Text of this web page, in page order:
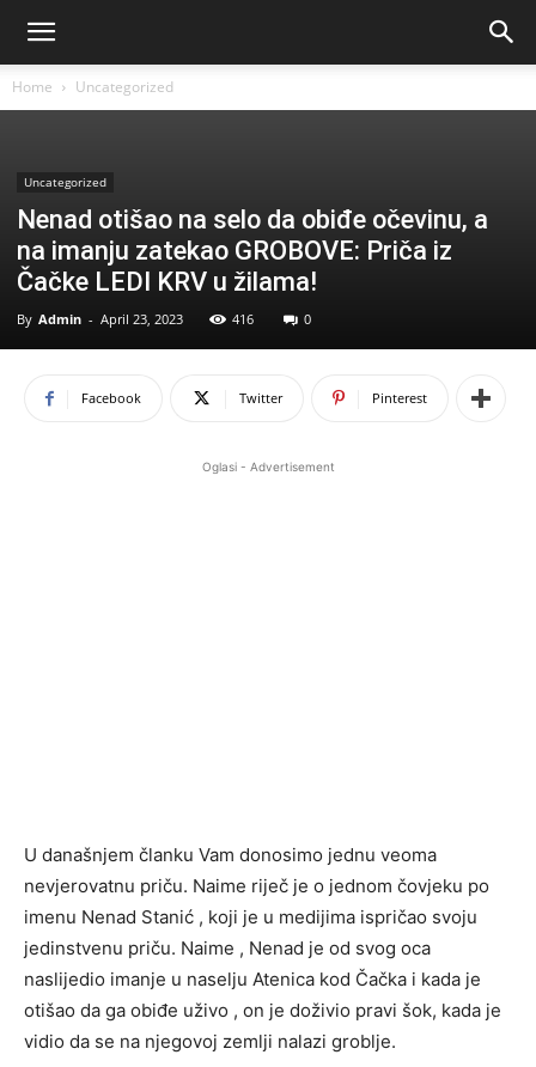
Home Uncategorized
Uncategorized
Nenad otišao na selo da obiđe očevinu, a
na imanju zatekao GROBOVE: Priča iz
Čačke LEDI KRV u žilama!
By Admin - April 23, 2023 416 0
Facebook Twitter Pinterest
Oglasi - Advertisement
U današnjem članku Vam donosimo jednu veoma
nevjerovatnu priču. Naime riječ je o jednom čovjeku po
imenu Nenad Stanić , koji je u medijima ispričao svoju
jedinstvenu priču. Naime , Nenad je od svog oca
naslijedio imanje u naselju Atenica kod Čačka i kada je
otišao da ga obiđe uživo , on je doživio pravi šok, kada je
vidio da se na njegovoj zemlji nalazi groblje.